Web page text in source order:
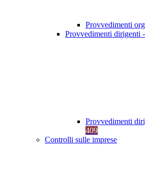
Provvedimenti
Provvedimenti dirigenti
Provvedimenti
409
Controlli sulle imprese